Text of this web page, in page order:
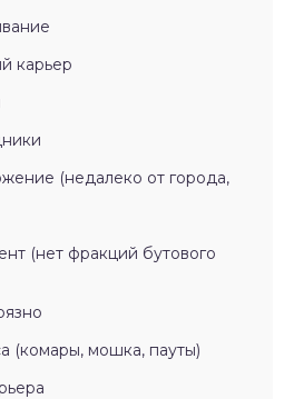
карьер
(недалеко от города,
(нет фракций бутового
(комары, мошка, пауты)